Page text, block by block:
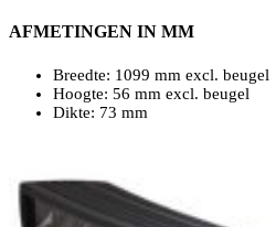
AFMETINGEN IN MM
Breedte: 1099 mm excl. beugel
Hoogte: 56 mm excl. beugel
Dikte: 73 mm